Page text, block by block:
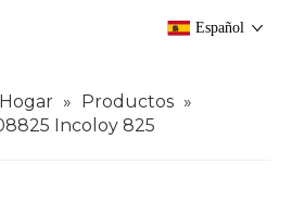
Español
Hogar » Productos »
Incoloy 825